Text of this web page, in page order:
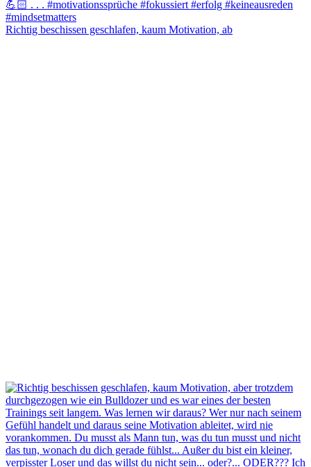
Richtig beschissen geschlafen, kaum Motivation, ab